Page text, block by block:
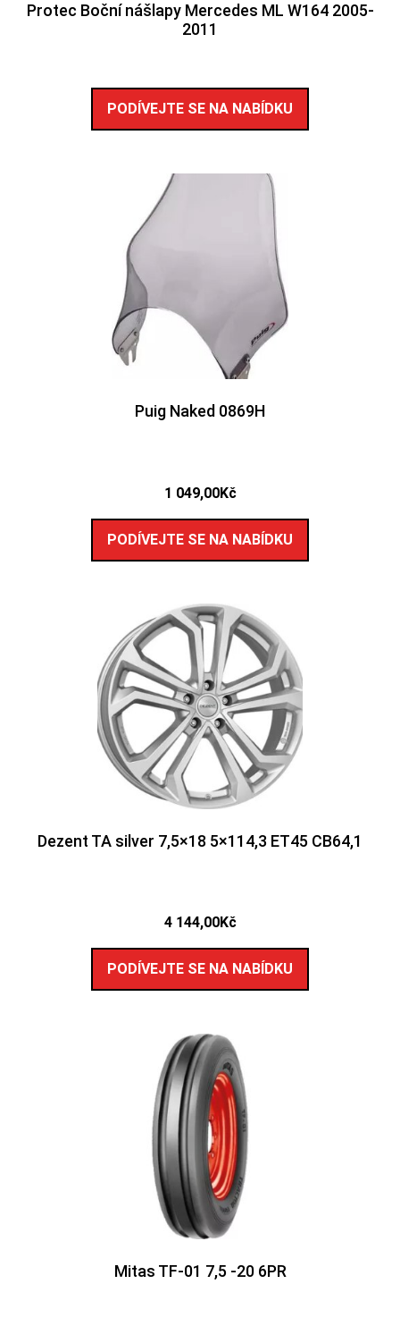
Protec Boční nášlapy Mercedes ML W164 2005-
2011
PODÍVEJTE SE NA NABÍDKU
Puig Naked 0869H
1 049,00Kč
PODÍVEJTE SE NA NABÍDKU
Dezent TA silver 7,5×18 5×114,3 ET45 CB64,1
4 144,00Kč
PODÍVEJTE SE NA NABÍDKU
Mitas TF-01 7,5 -20 6PR